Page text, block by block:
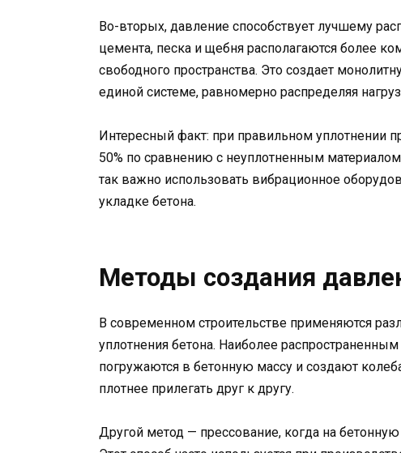
Во-вторых, давление способствует лучшему
цемента, песка и щебня располагаются более
свободного пространства. Это создает
единой системе, равномерно распределяя
Интересный факт: при правильном уплотнении
50% по сравнению с неуплотненным
так важно использовать вибрационное
укладке бетона.
Методы создания
В современном строительстве применяются
уплотнения бетона. Наиболее
погружаются в бетонную массу и создают
плотнее прилегать друг к другу.
Другой метод — прессование, когда на